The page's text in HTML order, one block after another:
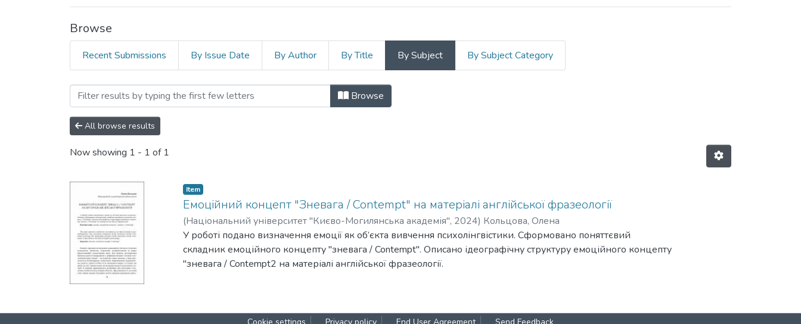
Browse
Recent Submissions By Issue Date By Author By Title By Subject By Subject Category
Browsing 2024. Мовний простір сучасного світу : тези доповідей VIII Всеукраїнської
Browse
All browse results
Now showing 1 - 1 of 1
Item
Емоційний концепт "Зневага / Contempt" на матеріалі англійської фразеології
(Національний університет "Києво-Могилянська академія", 2024) Кольцова, Олена
У роботі подано визначення емоції як об’єкта вивчення психолінгвістики. Сформовано поняттєвий
складник емоційного концепту "зневага / Contempt". Описано ідеографічну структуру емоційного концепту
"зневага / Contempt2 на матеріалі англійської фразеології.